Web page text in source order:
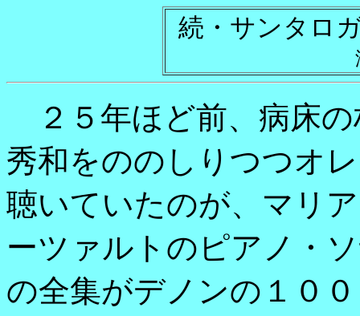
続・サンタロ
２５年ほど前、病床
秀和をののしりつつオ
聴いていたのが、マリ
ーツァルトのピアノ・
の全集がデノンの１０